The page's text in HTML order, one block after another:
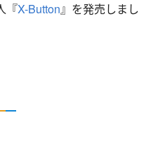
『X-Button』を発売しまし